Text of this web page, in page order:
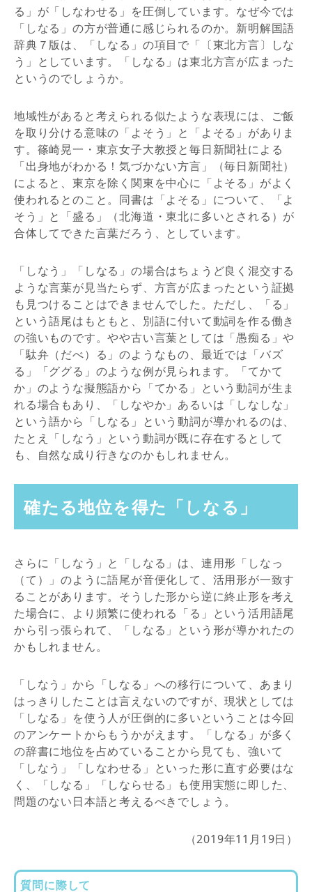
る」が「しなわせる」を圧倒しています。なぜ今では
「しなる」の方が普通に感じられるのか。新明解国語
辞典７版は、「しなる」の項目で「〔東北方言〕しな
う」としています。「しなる」は東北方言が広まった
というのでしょうか。
地域性があると考えられる似たような表現には、ご飯
を取り分ける意味の「よそう」と「よそる」がありま
す。篠崎晃一・東京女子大教授と毎日新聞社による
「出身地がわかる！気づかない方言」（毎日新聞社）
によると、東京を除く関東を中心に「よそる」がよく
使われるとのこと。同書は「よそる」について、「よ
そう」と「盛る」（北海道・東北に多いとされる）が
合体してできた言葉だろう、としています。
「しなう」「しなる」の場合はちょうど良く混交する
ような言葉が見当たらず、方言が広まったという証拠
も見つけることはできませんでした。ただし、「る」
という語尾はもともと、別語に付いて動詞を作る働き
の強いものです。やや古い言葉としては「愚痴る」や
「駄弁（だべ）る」のようなもの、最近では「バズ
る」「ググる」のような例が見られます。「てかて
か」のような擬態語から「てかる」という動詞が生ま
れる場合もあり、「しなやか」あるいは「しなしな」
という語から「しなる」という動詞が導かれるのは、
たとえ「しなう」という動詞が既に存在するとして
も、自然な成り行きなのかもしれません。
確たる地位を得た「しなる」
さらに「しなう」と「しなる」は、連用形「しなっ
（て）」のように語尾が音便化して、活用形が一致す
ることがあります。そうした形から逆に終止形を考え
た場合に、より頻繁に使われる「る」という活用語尾
から引っ張られて、「しなる」という形が導かれたの
かもしれません。
「しなう」から「しなる」への移行について、あまり
はっきりしたことは言えないのですが、現状としては
「しなる」を使う人が圧倒的に多いということは今回
のアンケートからもうかがえます。「しなる」が多く
の辞書に地位を占めていることから見ても、強いて
「しなう」「しなわせる」といった形に直す必要はな
く、「しなる」「しならせる」も使用実態に即した、
問題のない日本語と考えるべきでしょう。
（2019年11月19日）
質問に際して